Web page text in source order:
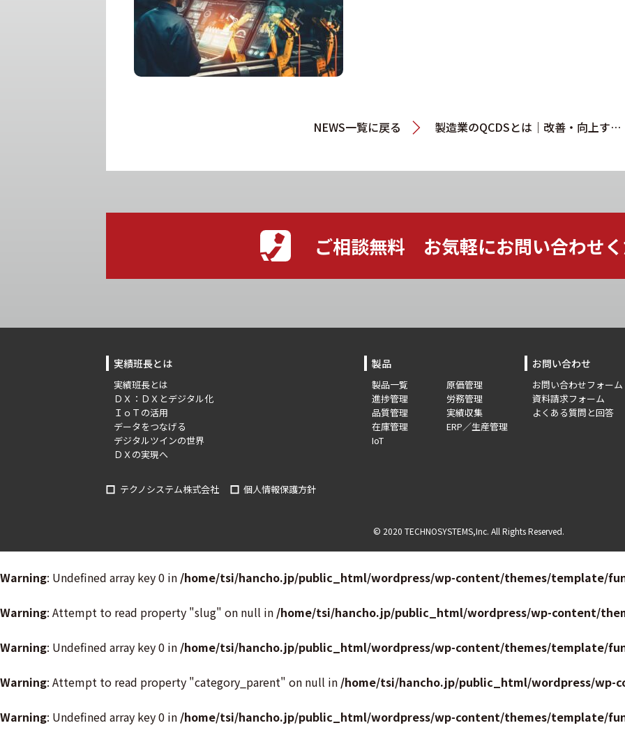
NEWS一覧に戻る 製造業のQCDSとは｜改善・向上する方法とシステム導入事例を紹介！
ご相談無料 お気軽にお問い合わせ
実績班長とは
実績班長とは
ＤＸ：ＤＸとデジタル化
ＩｏＴの活用
データをつなげる
デジタルツインの世界
ＤＸの実現へ
製品
製品一覧
進捗管理
品質管理
在庫管理
IoT
原価管理
労務管理
実績収集
ERP／生産管理
お問い合わせ
お問い合わせフォーム
資料請求フォーム
よくある質問と回答
テクノシステム株式会社 個人情報保護方針
© 2020 TECHNOSYSTEMS,Inc. All Rights Reserved.
Warning: Undefined array key 0 in /home/tsi/hancho.jp/public_html/wordpress/wp-content/themes/template/
Warning: Attempt to read property "slug" on null in /home/tsi/hancho.jp/public_html/wordpress/wp-content/
Warning: Undefined array key 0 in /home/tsi/hancho.jp/public_html/wordpress/wp-content/themes/template/
Warning: Attempt to read property "category_parent" on null in /home/tsi/hancho.jp/public_html/wordpress/
Warning: Undefined array key 0 in /home/tsi/hancho.jp/public_html/wordpress/wp-content/themes/template/